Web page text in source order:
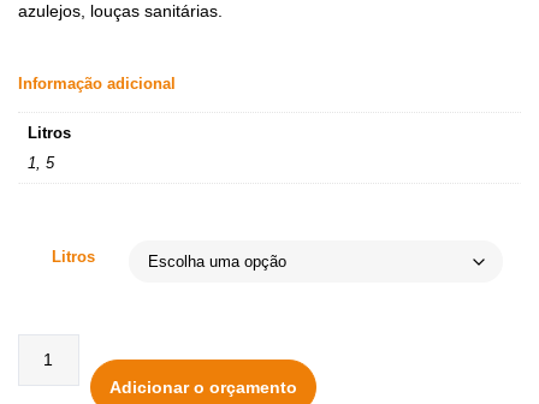
azulejos, louças sanitárias.
Informação adicional
Litros
1, 5
Litros
Adicionar o orçamento